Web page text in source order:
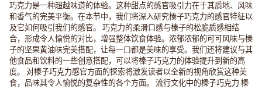
巧克力是一种超越味道的体验。这种甜点的感官吸引力在于其质地、风味
和香气的完美平衡。在本节中，我们将深入研究榛子巧克力的感官特征以
及它如何吸引我们的感官。 巧克力的柔滑口感与榛子的松脆质感相结
合，形成令人愉悦的对比，增强整体饮食体验。浓郁浓郁的可可风味与榛
子的坚果黄油味完美搭配，让每一口都是美味的享受。我们还将建议与其
他食品和饮料的一些创意搭配，可以将榛子巧克力的体验提升到新的高
度。 对榛子巧克力感官方面的探索将激发读者以全新的视角欣赏这种美
食，品味其令人愉悦的复杂性的各个方面。 流行文化中的榛子巧克力 榛